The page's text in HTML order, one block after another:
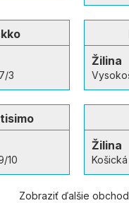
3
Žilina
10
Žilina
Zobraziť ďalšie